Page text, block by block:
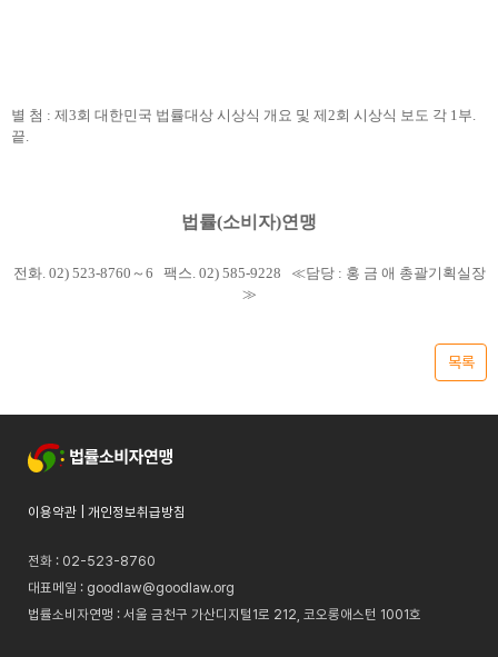
별 첨 : 제3회 대한민국 법률대상 시상식 개요 및 제2회 시상식 보도 각 1부.
끝.
법률(소비자)연맹
전화. 02) 523-8760～6 팩스. 02) 585-9228 ≪담당 : 홍 금 애 총괄기획실장
≫
목록
이용약관| 개인정보취급방침
전화 : 02-523-8760
대표메일 : goodlaw@goodlaw.org
법률소비자연맹 : 서울 금천구 가산디지털1로 212, 코오롱애스턴 1001호